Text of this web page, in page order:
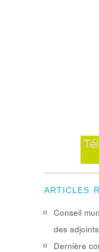
ARTICLES
Conseil
des
Dernière